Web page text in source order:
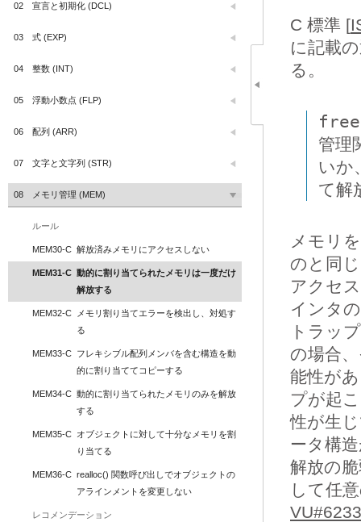
C 標準 [
に記載
る。
free
管理
いか
て解
メモリ
のと同
アクセ
インタ
トラッ
の場合
能性が
プが起
性が生
ータ構
解放の
して任
02 宣言と初期化 (DCL)
03 式 (EXP)
04 整数 (INT)
05 浮動小数点 (FLP)
06 配列 (ARR)
07 文字と文字列 (STR)
08 メモリ管理 (MEM)
ルール
MEM30-C 解放済みメモリにアクセスしない
MEM31-C 動的に割り当てられたメモリは一度だけ
解放する
MEM32-C
メモリ割り当てエラーを検出し、対処す
る
MEM33-C フレキシブル配列メンバを含む構造を動
的に割り当ててコピーする
MEM34-C 動的に割り当てられたメモリのみを解放
する
MEM35-C オブジェクトに対して十分なメモリを割
り当てる
MEM36-C realloc() 関数呼び出しでオブジェクトの
アラインメントを変更しない
レコメンデーション